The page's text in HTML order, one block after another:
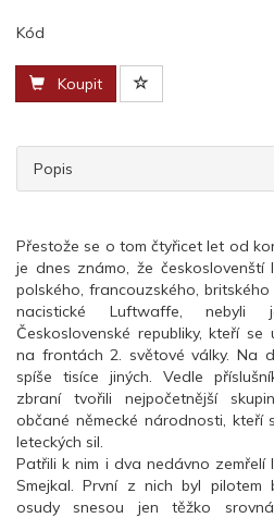
Kód
Koupit
Popis
Přestože se o tom čtyřicet let od
je dnes známo, že
polského, francouzského,
nacistické Luftwaffe, nebyli
Československé republiky, kteří
na frontách 2. světové války. Na
spíše tisíce jiných. Vedle
zbraní tvořili nejpočetnější
občané německé národnosti, kteří
leteckých sil.
Patřili k nim i dva nedávno
Smejkal. První z nich byl pilotem
osudy snesou jen těžko